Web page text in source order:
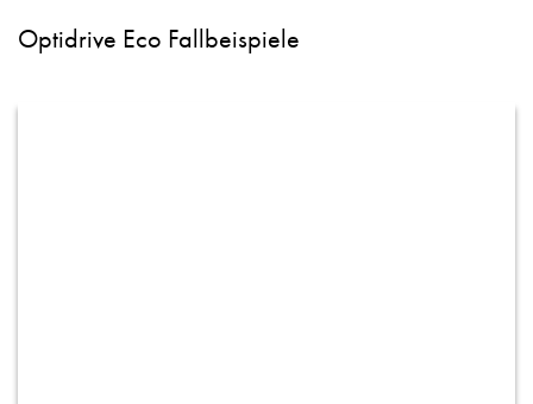
Optidrive Eco Fallbeispiele